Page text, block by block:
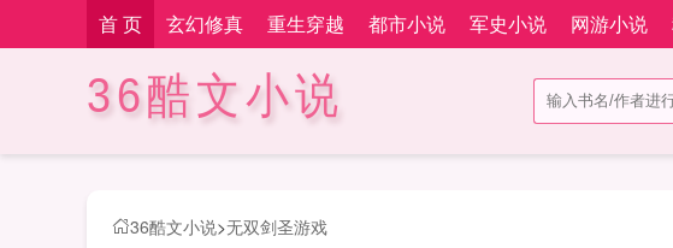
首 页 玄幻修真 重生穿越 都市小说 军史小说 网游小说
36酷文小说
36酷文小说>无双剑圣游戏